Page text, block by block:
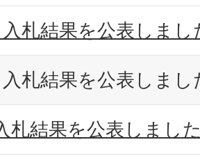
札結果を公表しまし
札結果を公表しまし
札結果を公表しまし